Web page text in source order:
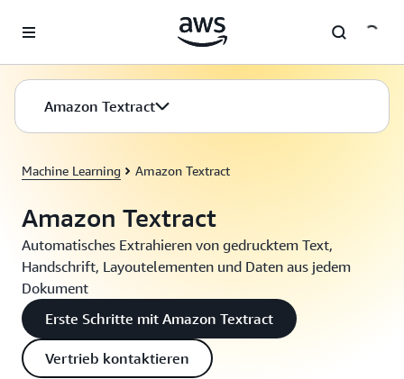
Überspringen zum Hauptinhalt
Amazon Textract
Machine Learning Amazon Textract
Amazon Textract
Automatisches Extrahieren von gedrucktem Text,
Handschrift, Layoutelementen und Daten aus jedem
Dokument
Erste Schritte mit Amazon Textract
Vertrieb kontaktieren